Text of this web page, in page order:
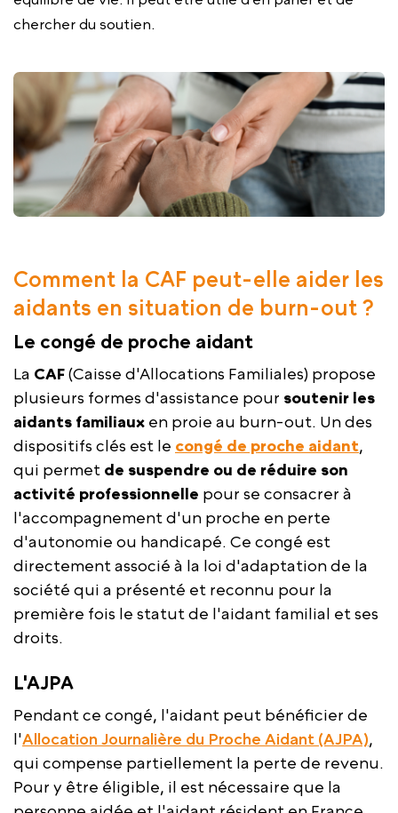
chercher du soutien.
Comment la CAF peut-elle aider les
aidants en situation de burn-out ?
Le congé de proche aidant
La CAF(Caisse d'Allocations Familiales) propose
plusieurs formes d'assistance pour soutenir les
aidants familiaux en proie au burn-out. Un des
dispositifs clés est le congé de proche aidant,
qui permet de suspendre ou de réduire son
activité professionnelle pour se consacrer à
l'accompagnement d'un proche en perte
d'autonomie ou handicapé. Ce congé est
directement associé à la loi d'adaptation de la
société qui a présenté et reconnu pour la
première fois le statut de l'aidant familial et ses
droits.
L'AJPA
Pendant ce congé, l'aidant peut bénéficier de
l'Allocation Journalière du Proche Aidant (AJPA),
qui compense partiellement la perte de revenu.
Pour y être éligible, il est nécessaire que la